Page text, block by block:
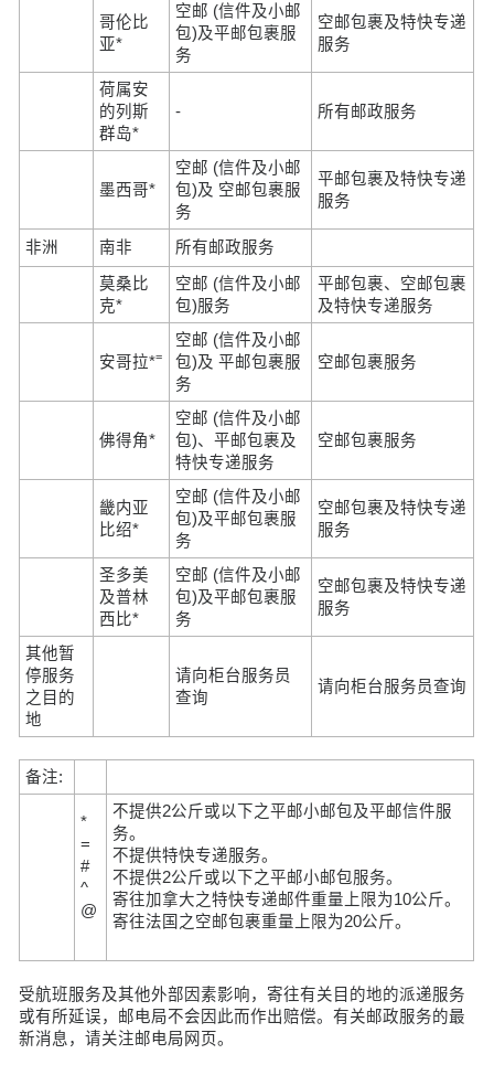
哥伦比
亚*
空邮 (信件及小邮
包)及平邮包裹服
务
空邮包裹及特快专递
服务
荷属安
的列斯
群岛*
- 所有邮政服务
墨西哥*
空邮 (信件及小邮
包)及 空邮包裹服
务
平邮包裹及特快专递
服务
非洲 南非 所有邮政服务
莫桑比
克*
空邮 (信件及小邮
包)服务
平邮包裹、空邮包裹
及特快专递服务
安哥拉*=
空邮 (信件及小邮
包)及 平邮包裹服
务
空邮包裹服务
佛得角*
空邮 (信件及小邮
包)、平邮包裹及
特快专递服务
空邮包裹服务
畿内亚
比绍*
空邮 (信件及小邮
包)及平邮包裹服
务
空邮包裹及特快专递
服务
圣多美
及普林
西比*
空邮 (信件及小邮
包)及平邮包裹服
务
空邮包裹及特快专递
服务
其他暂
停服务
之目的
地
请向柜台服务员
查询
请向柜台服务员查询
备注:
*
=
#
^
@
不提供2公斤或以下之平邮小邮包及平邮信件服
务。
不提供特快专递服务。
不提供2公斤或以下之平邮小邮包服务。
寄往加拿大之特快专递邮件重量上限为10公斤。
寄往法国之空邮包裹重量上限为20公斤。
受航班服务及其他外部因素影响，寄往有关目的地的派递服务
或有所延误，邮电局不会因此而作出赔偿。有关邮政服务的最
新消息，请关注邮电局网页。